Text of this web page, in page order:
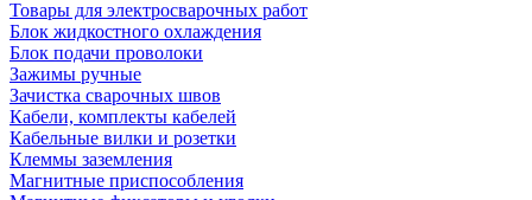
Товары для электросварочных работ
Блок жидкостного охлаждения
Блок подачи проволоки
Зажимы ручные
Зачистка сварочных швов
Кабели, комплекты кабелей
Кабельные вилки и розетки
Клеммы заземления
Магнитные приспособления